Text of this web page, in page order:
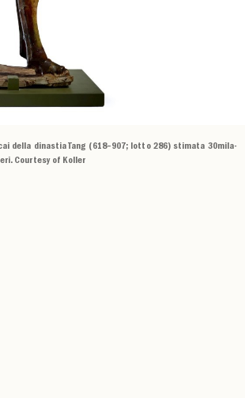
della dinastia Tang (618–907; lotto 286) stimata 30mila-
Courtesy of Koller